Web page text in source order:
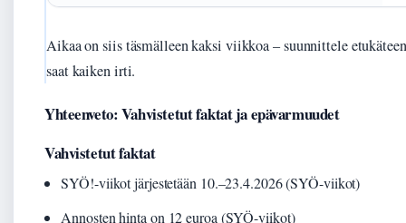
Aikaa on siis täsmälleen kaksi viikkoa – suunnittele
saat kaiken irti.
Yhteenveto: Vahvistetut faktat ja epävarmuudet
Vahvistetut faktat
SYÖ!-viikot järjestetään 10.–23.4.2026 (SYÖ-viikot)
Annosten hinta on 12 euroa (SYÖ-viikot)